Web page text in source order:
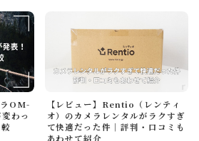
暮らし
Lifestyle
ー
OM-
わっ
【レビュー】Rentio（レンティ
オ）のカメラレンタルがラクすぎ
て快適だった件│評判・口コミも
あわせて紹介